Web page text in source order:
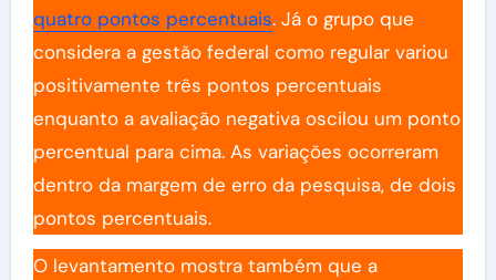
quatro pontos percentuais. Já o grupo que
considera a gestão federal como regular variou
positivamente três pontos percentuais
enquanto a avaliação negativa oscilou um ponto
percentual para cima. As variações ocorreram
dentro da margem de erro da pesquisa, de dois
pontos percentuais.
O levantamento mostra também que a